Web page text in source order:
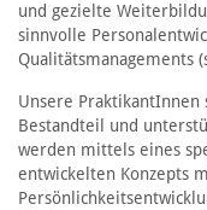
und gezielte
sinnvolle
Qualitätsmanagements
Unsere
Bestandteil und
werden mittels eines
entwickelten Konzepts